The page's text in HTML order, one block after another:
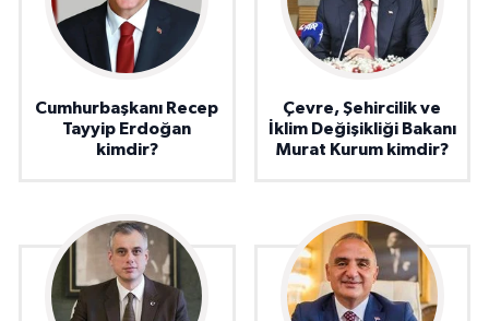
Cumhurbaşkanı Recep
Tayyip Erdoğan
kimdir?
Çevre, Şehircilik ve
İklim Değişikliği Bakanı
Murat Kurum kimdir?